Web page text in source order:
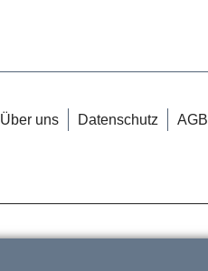
Über uns Datenschutz AGB